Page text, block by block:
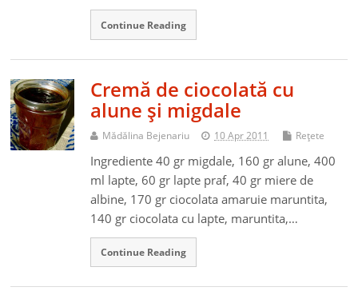
Continue Reading
Cremă de ciocolată cu
alune şi migdale
Mădălina Bejenariu 10 Apr 2011 Reţete
Ingrediente 40 gr migdale, 160 gr alune, 400
ml lapte, 60 gr lapte praf, 40 gr miere de
albine, 170 gr ciocolata amaruie maruntita,
140 gr ciocolata cu lapte, maruntita,…
Continue Reading